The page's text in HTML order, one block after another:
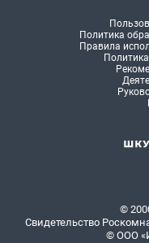
Политика
Правила
©
Свидетельство
© ООО